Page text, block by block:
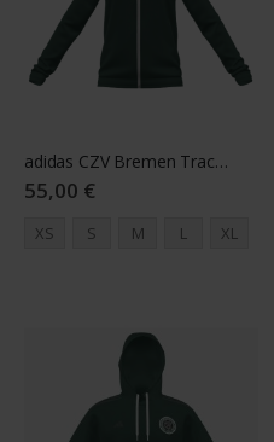
adidas CZV Bremen Track Jacket Damen grün
55,00 €
XS S M L XL